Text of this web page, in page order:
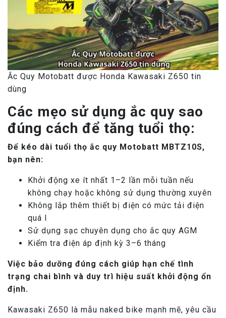
Ắc Quy Motobatt được Honda Kawasaki Z650 tin
dùng
Các mẹo sử dụng ắc quy sao
đúng cách để tăng tuổi thọ:
Để kéo dài tuổi thọ ắc quy Motobatt MBTZ10S,
bạn nên:
Khởi động xe ít nhất 1–2 lần mỗi tuần nếu
không chạy hoặc không sử dụng thường xuyên
Không lắp thêm thiết bị điện có mức tải điện
quá l
Sử dụng sạc chuyên dụng cho ắc quy AGM
Kiểm tra điện áp định kỳ 3–6 tháng
Việc bảo dưỡng đúng cách giúp hạn chế tình
trạng chai bình và duy trì hiệu suất khởi động ổn
định.
Kawasaki Z650 là mẫu naked bike mạnh mẽ, yêu cầu